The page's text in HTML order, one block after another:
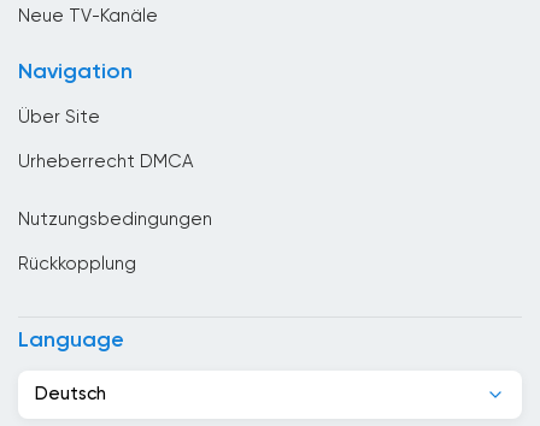
Dominikanische Republik
Dschibuti
Neue TV-Kanäle
Navigation
Über Site
Urheberrecht DMCA
Nutzungsbedingungen
Rückkopplung
Language
Deutsch